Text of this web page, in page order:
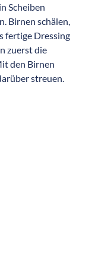
Scheiben
Birnen schälen,
fertige Dressing
zuerst die
den Birnen
streuen.